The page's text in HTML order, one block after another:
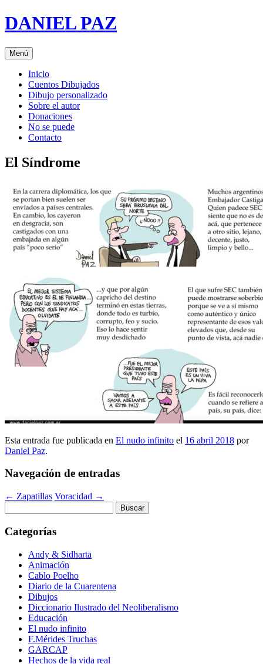
Saltar
al
DANIEL PAZ
Menú
Inicio
Cuentos Dibujados
Dibujo personalizado
Sobre el autor
Donaciones
No se puede
Contacto
El Síndrome
Esta entrada fue publicada en El nudo infinito el 16 abril 2018 por
Daniel Paz.
Navegación de entradas
← Zapatillas Voracidad →
Categorías
Andy & Sidharta
Animación
Cablo Poelho
Diario de la Cuarentena
Dibujos
Diccionario Ilustrado del Neoliberalismo
Educación
El nudo infinito
F.Mérides Truchas
GARCAP
Hechos de la vida real